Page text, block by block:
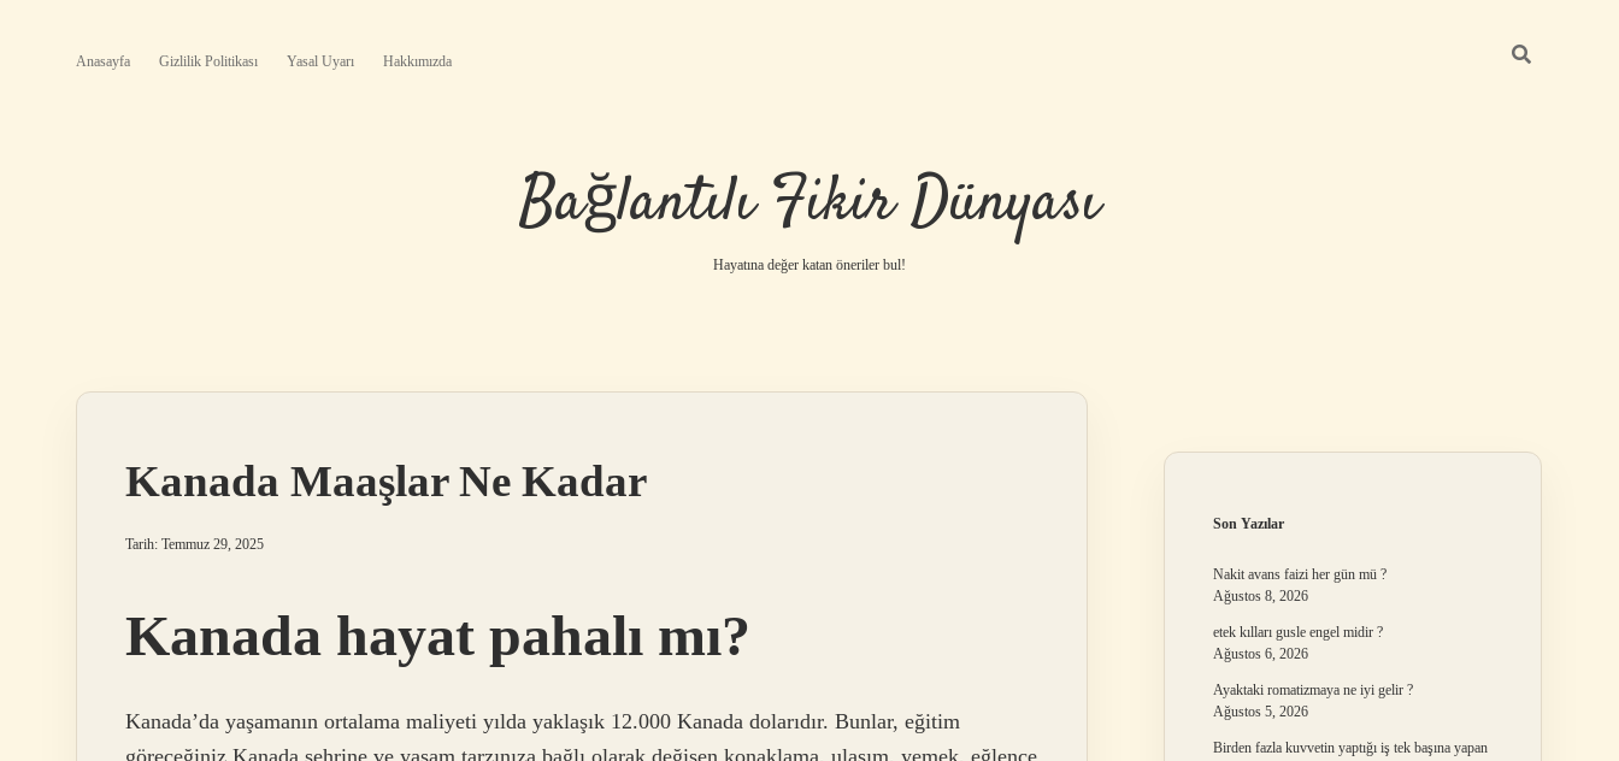
Anasayfa Gizlilik Politikası Yasal Uyarı Hakkımızda
Bağlantılı Fikir Dünyası
Hayatına değer katan öneriler bul!
Kanada Maaşlar Ne Kadar
Tarih: Temmuz 29, 2025
Kanada hayat pahalı mı?
Kanada’da yaşamanın ortalama maliyeti yılda yaklaşık 12.000 Kanada dolarıdır. Bunlar, eğitim
Son Yazılar
Nakit avans faizi her gün mü ?
Ağustos 8, 2026
etek kılları gusle engel midir ?
Ağustos 6, 2026
Ayaktaki romatizmaya ne iyi gelir ?
Ağustos 5, 2026
Birden fazla kuvvetin yaptığı iş tek başına yapan